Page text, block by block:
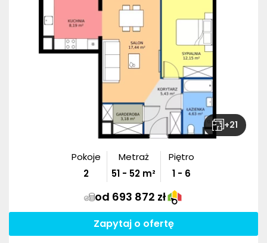
+21
Pokoje
2
Metraż
51 - 52 m²
Piętro
1 - 6
od 693 872 zł
Zapytaj o ofertę